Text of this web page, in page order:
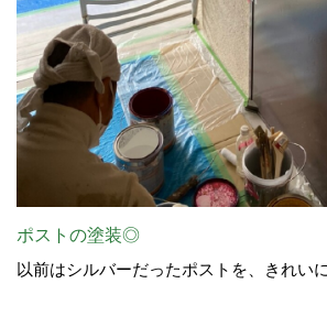
ポストの塗装◎
以前はシルバーだったポストを、きれい